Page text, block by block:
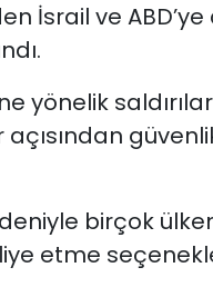
İsrail ve ABD’ye
yönelik
birçok
etme